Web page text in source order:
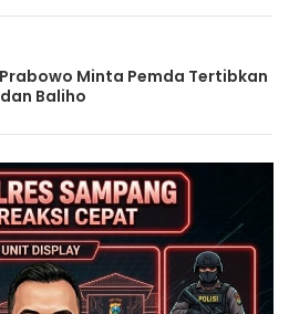
Minta Pemda Tertibkan
Baliho